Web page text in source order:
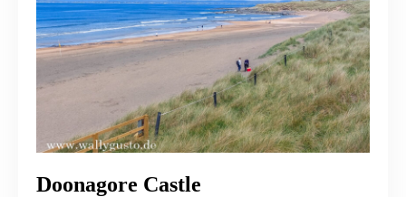
Doonagore Castle